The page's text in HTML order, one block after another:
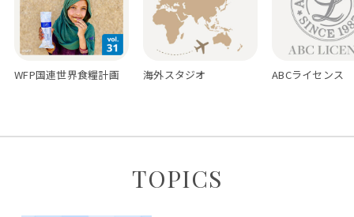
WFP国連世界食糧計画 海外スタジオ ABCライセンス
TOPICS